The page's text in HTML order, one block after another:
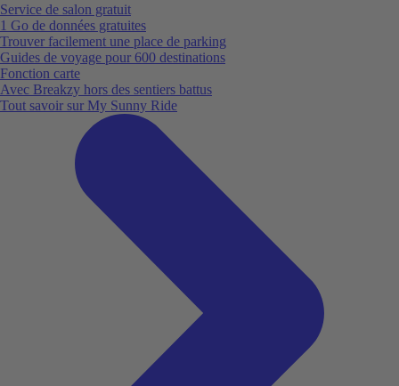
Service de salon gratuit
1 Go de données gratuites
Trouver facilement une place de parking
Guides de voyage pour 600 destinations
Fonction carte
Avec Breakzy hors des sentiers battus
Tout savoir sur My Sunny Ride